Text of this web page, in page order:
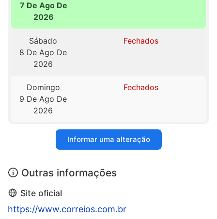
7 De Ago De
2026
Sábado
8 De Ago De
2026
Fechados
Domingo
9 De Ago De
2026
Fechados
Informar uma alteração
Outras informações
Site oficial
https://www.correios.com.br